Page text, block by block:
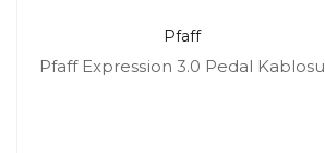
Pfaff
Pfaff Expression 3.0 Pedal Kablosu